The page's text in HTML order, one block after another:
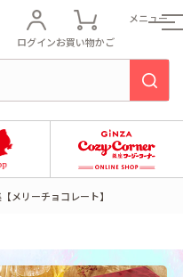
ログインお買い物かご
メニュー
メリーチョコレート】